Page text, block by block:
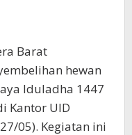
Barat
hewan
Iduladha 1447
Kantor UID
05). Kegiatan ini